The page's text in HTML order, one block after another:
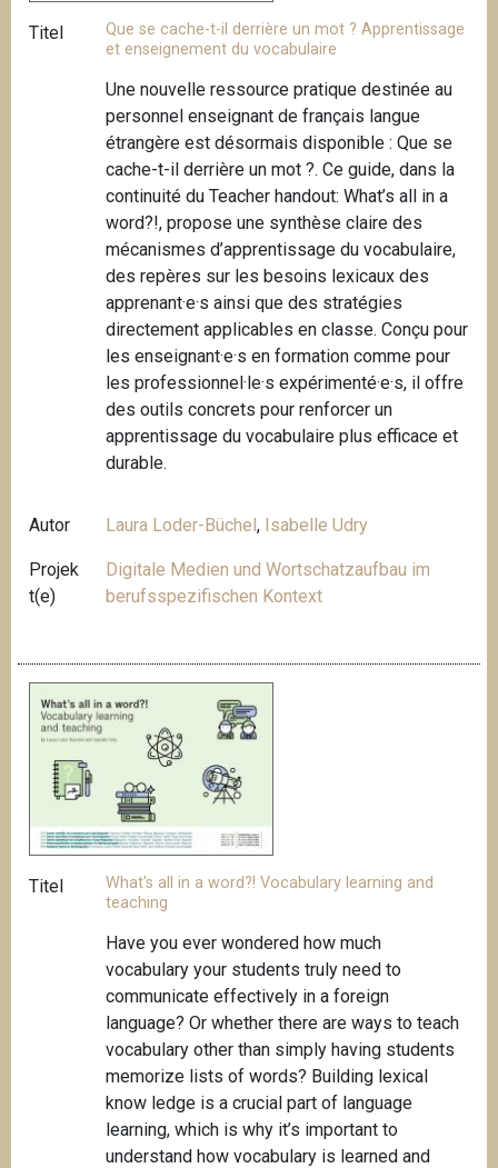
Titel
Que se cache-t-il derrière un mot ? Apprentissage
et enseignement du vocabulaire
Une nouvelle ressource pratique destinée au
personnel enseignant de français langue
étrangère est désormais disponible : Que se
cache-t-il derrière un mot ?. Ce guide, dans la
continuité du Teacher handout: What’s all in a
word?!, propose une synthèse claire des
mécanismes d’apprentissage du vocabulaire,
des repères sur les besoins lexicaux des
apprenant·e·s ainsi que des stratégies
directement applicables en classe. Conçu pour
les enseignant·e·s en formation comme pour
les professionnel·le·s expérimenté·e·s, il offre
des outils concrets pour renforcer un
apprentissage du vocabulaire plus efficace et
durable.
Autor Laura Loder-Büchel, Isabelle Udry
Projek
t(e)
Digitale Medien und Wortschatzaufbau im
berufsspezifischen Kontext
Titel
What's all in a word?! Vocabulary learning and
teaching
Have you ever wondered how much
vocabulary your students truly need to
communicate effectively in a foreign
language? Or whether there are ways to teach
vocabulary other than simply having students
memorize lists of words? Building lexical
know ledge is a crucial part of language
learning, which is why it’s important to
understand how vocabulary is learned and